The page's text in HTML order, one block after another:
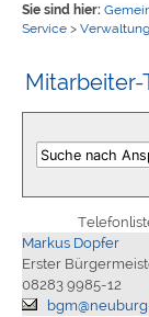
Sie sind hier:
Service> Verwaltung
Markus Dopfer
Erster
08283 9985-12